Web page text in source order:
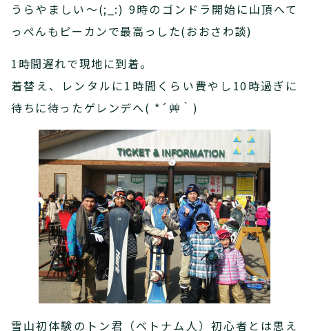
うらやましい～(;_:) 9時のゴンドラ開始に山頂へて
っぺんもピーカンで最高っした(おおさわ談)
1時間遅れで現地に到着。
着替え、レンタルに1時間くらい費やし10時過ぎに
待ちに待ったゲレンデへ( *´艸｀)
雪山初体験のトン君（ベトナム人）初心者とは思え